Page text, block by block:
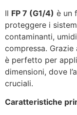
Il FP 7 (G1/4) è un
proteggere i
contaminanti,
compressa. Grazie
è perfetto per
dimensioni, dove
cruciali.
Caratteristiche